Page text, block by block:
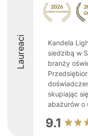
Laureaci
Kandela
siedzibą w
branży
skupiając
abażurów o
9.1